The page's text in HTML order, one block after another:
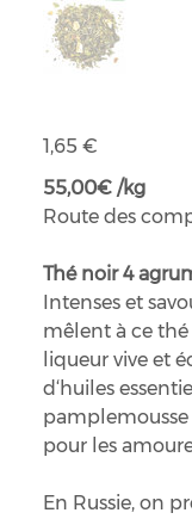
Prix
1,65 €
55,00€ /kg
Route des
Thé noir 4
Intenses et
mêlent à ce
liqueur vive et
d‘huiles
pour les
En Russie, on